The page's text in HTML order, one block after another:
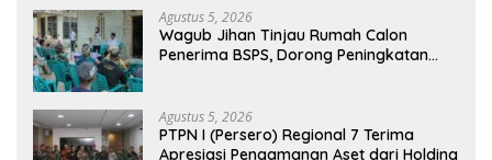
Agustus 5, 2026
Wagub Jihan Tinjau Rumah Calon
Penerima BSPS, Dorong Peningkatan
Agustus 5, 2026
PTPN I (Persero) Regional 7 Terima
Apresiasi Pengamanan Aset dari Holding